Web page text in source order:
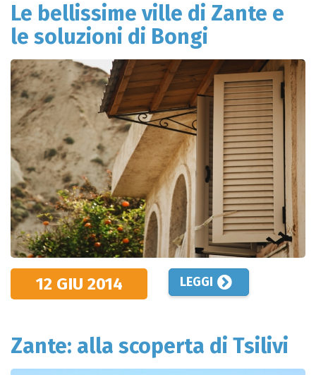
Le bellissime ville di Zante e
le soluzioni di Bongi
12 GIU 2014 LEGGI
Zante: alla scoperta di Tsilivi